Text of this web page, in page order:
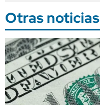
Otras noticias